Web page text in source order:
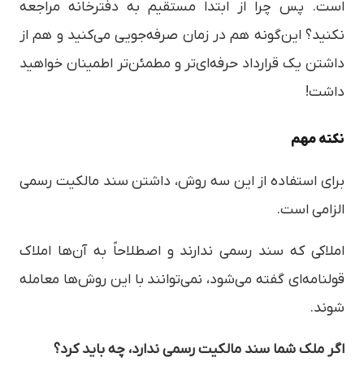
است. پس چرا از ابتدا مستقیم به دفترخانه مراجعه
نکنید؟ این‌گونه هم در زمان صرفه‌جویی می‌کنید و هم از
داشتن یک قرارداد حرفه‌ای‌تر و مطمئن‌تر اطمینان خواهید
داشت!
نکته مهم
برای استفاده از این سه روش، داشتن سند مالکیت رسمی
الزامی است.
املاکی که سند رسمی ندارند و اصطلاحاً به آن‌ها املاک
قولنامه‌ای گفته می‌شود، نمی‌توانند با این روش‌ها معامله
شوند.
اگر ملک شما سند مالکیت رسمی ندارد، چه باید کرد؟